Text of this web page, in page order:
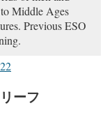
Middle Ages
Previous ESO
ーフ